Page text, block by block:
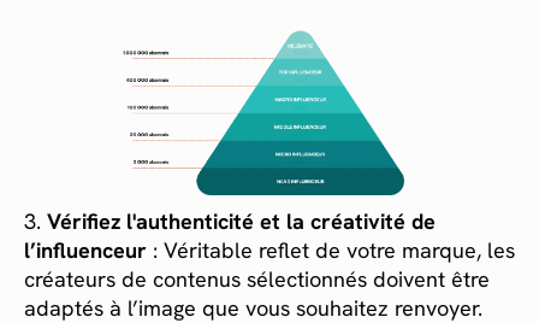
3. Vérifiez l'authenticité et la créativité de
l’influenceur : Véritable reflet de votre marque, les
créateurs de contenus sélectionnés doivent être
adaptés à l’image que vous souhaitez renvoyer.